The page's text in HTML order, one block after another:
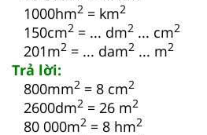
1000hm2 = km2
150cm2 = ... dm2 ... cm2
201m2 = ... dam2 ... m2
Trả lời:
800mm2 = 8 cm2
2600dm2 = 26 m2
80 000m2 = 8 hm2